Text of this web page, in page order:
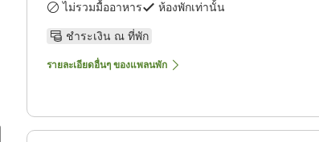
ไม่รวมมื้ออาหาร ห้องพักเท่านั้น
ชำระเงิน ณ ที่พัก
รายละเอียดอื่นๆ ของแพลนพัก